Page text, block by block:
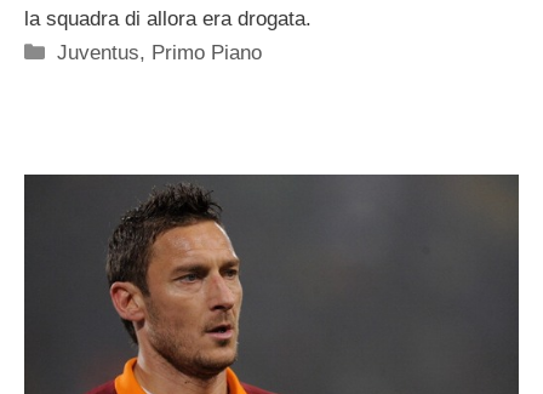
la squadra di allora era drogata.
Categorie
Juventus, Primo Piano